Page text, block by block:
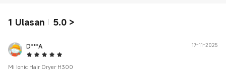
1 Ulasan 5.0 >
D***A
5 Star
17-11-2025
Mi Ionic Hair Dryer H300